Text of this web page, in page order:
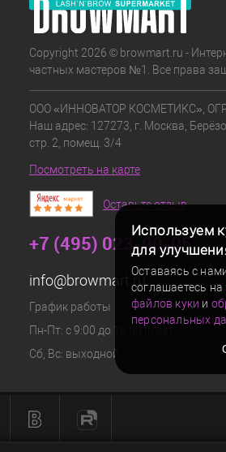
Используем
для
Оставаясь с
соглашаетесь на
файлов куки и
персональных
Copyright 2026 © browmart.ru -
частных мастеров №1. Все права
ООО «ИННОВАТОР КОСМЕТИКС»,
Наш адрес: 127273, г. Москва,
стр. 2, помещ. 3/4
Посмотреть на карте
Оставьте отзыв
+7 (495) 023-00-05
info@browmart.ru
График работы
Пн-Пт: с 9:00 до 18:00 (Мск)
Сб, Вс: выходной